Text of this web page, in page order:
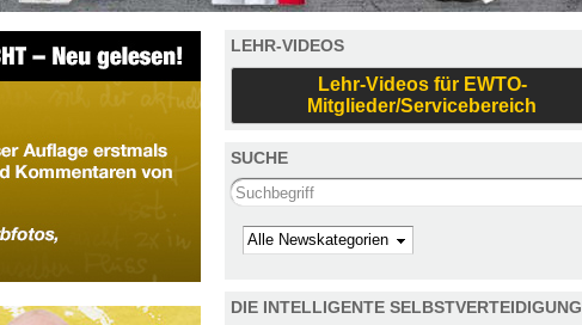
LEHR-VIDEOS
Lehr-Videos für EWTO-
Mitglieder/Servicebereich
SUCHE
Search this site
Kategorie
DIE INTELLIGENTE SELBSTVERTEIDIGUNG